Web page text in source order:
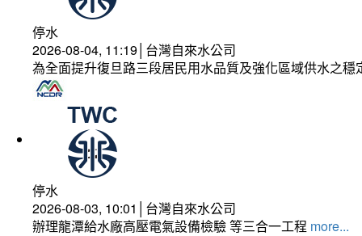
停水
2026-08-04, 11:19│台灣自來水公司
為全面提升復旦路三段居民用水品質及強化區域供水之
停水
2026-08-03, 10:01│台灣自來水公司
辦理龍潭給水廠高壓電氣設備檢驗 等三合一工程 more...